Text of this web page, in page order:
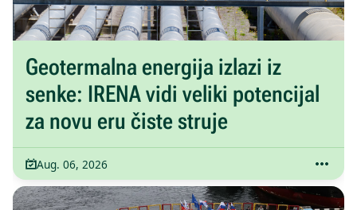
Geotermalna energija izlazi iz
senke: IRENA vidi veliki potencijal
za novu eru čiste struje
Aug. 06, 2026